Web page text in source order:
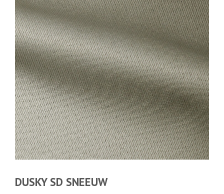
DUSKY SD SNEEUW